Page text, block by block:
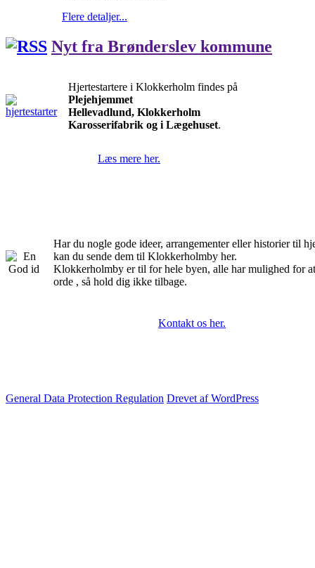
Flere detaljer...
Nyt fra Brønderslev kommune
Hjertestartere i Klokkerholm findes på
Plejehjemmet
Hellevadlund, Klokkerholm
Karosserifabrik og i Lægehuset.
Læs mere her.
Har du nogle gode ideer, arrangementer eller historier til
kan du sende dem til Klokkerholmby her.
Klokkerholmby er til for hele byen, alle har mulighed for
orde , så hold dig ikke tilbage.
Kontakt os her.
General Data Protection Regulation Drevet af WordPress